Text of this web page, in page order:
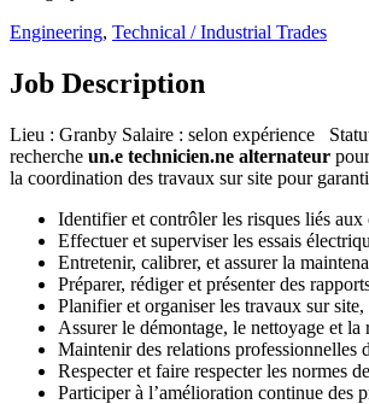
Engineering, Technical / Industrial Trades
Job Description
Lieu : Granby Salaire : selon expérience
recherche un.e technicien.ne alternateur
la coordination des travaux sur site pour
Identifier et contrôler les risques liés
Effectuer et superviser les essais
Entretenir, calibrer, et assurer la
Préparer, rédiger et présenter des
Planifier et organiser les travaux sur
Assurer le démontage, le nettoyage et
Maintenir des relations professionnelles
Respecter et faire respecter les normes
Participer à l’amélioration continue des